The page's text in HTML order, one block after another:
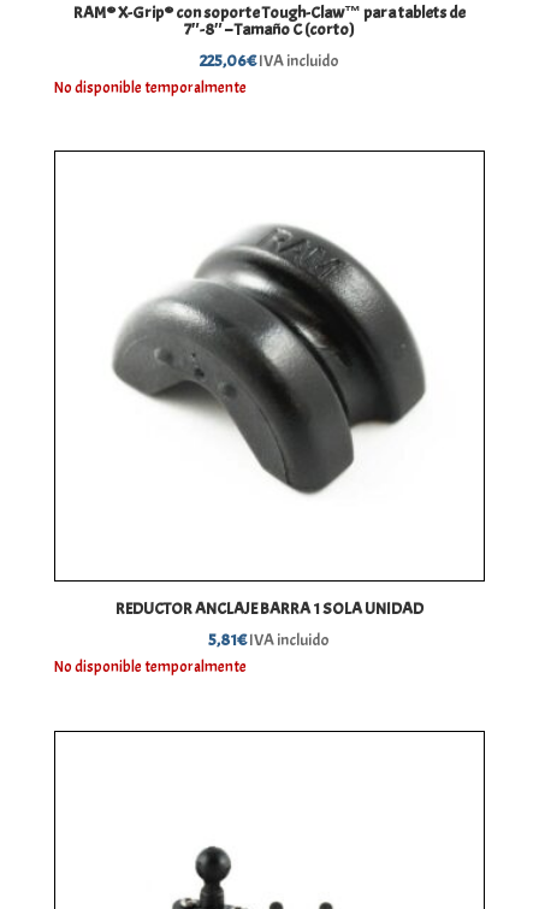
RAM® X-Grip® con soporte Tough-Claw™ para tablets de
7″-8″ – Tamaño C (corto)
225,06€IVA incluido
No disponible temporalmente
REDUCTOR ANCLAJE BARRA 1 SOLA UNIDAD
5,81€IVA incluido
No disponible temporalmente